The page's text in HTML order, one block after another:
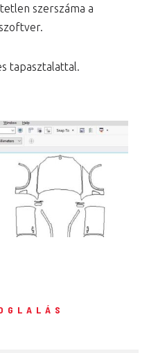
szerszáma a
tapasztalattal.